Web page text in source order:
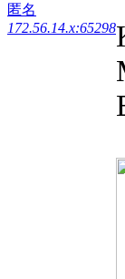
匿名
172.56.14.x:65298